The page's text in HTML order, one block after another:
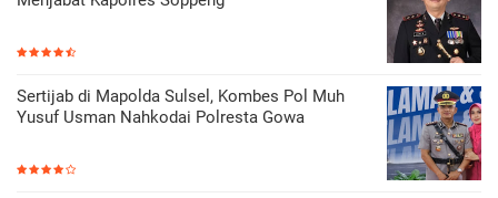
Sertijab di Mapolda Sulsel, Kombes Pol Muh
Yusuf Usman Nahkodai Polresta Gowa